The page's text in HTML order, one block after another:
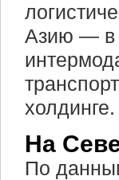
Азию — в
холдинге.
На
По